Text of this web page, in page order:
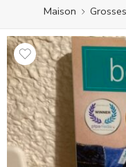
Maison